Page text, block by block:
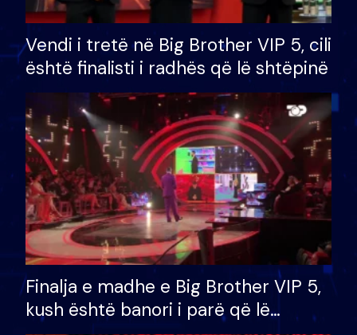
Vendi i tretë në Big Brother VIP 5, cili
është finalisti i radhës që lë shtëpinë
Finalja e madhe e Big Brother VIP 5,
kush është banori i parë që lë